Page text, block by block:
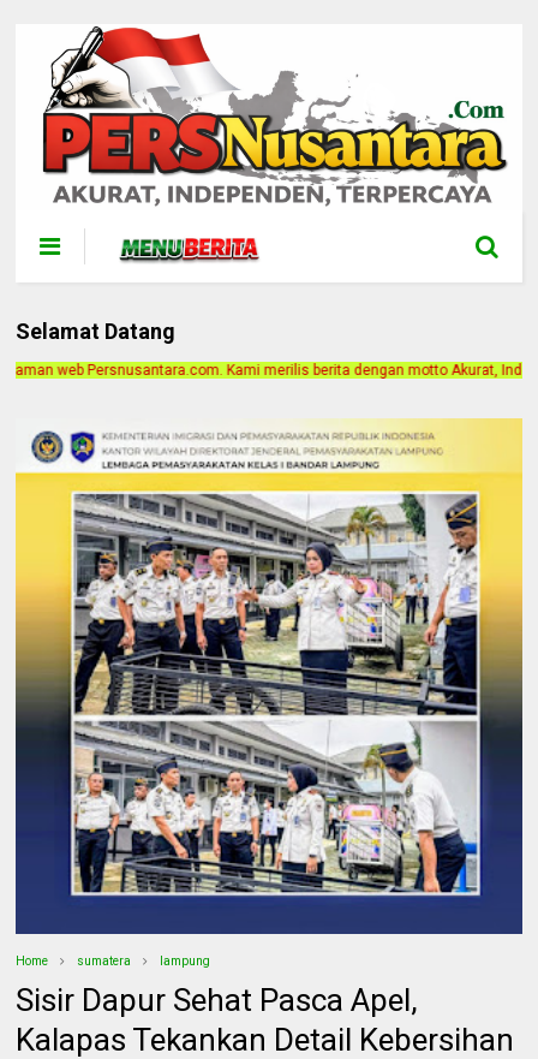
Selamat Datang
Kami merilis berita dengan motto Akurat, Independen, Terpercaya. Alamat
Home sumatera lampung
Sisir Dapur Sehat Pasca Apel,
Kalapas Tekankan Detail Kebersihan